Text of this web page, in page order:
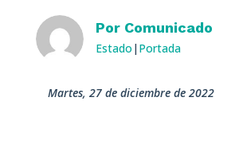
Por Comunicado
Estado | Portada
martes, 27 de diciembre de 2022